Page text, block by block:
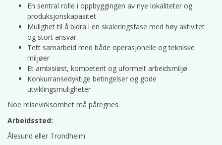
En sentral rolle i oppbyggingen av nye lokaliteter og
produksjonskapasitet
Mulighet til å bidra i en skaleringsfase med høy aktivitet
og stort ansvar
Tett samarbeid med både operasjonelle og tekniske
miljøer
Et ambisiøst, kompetent og uformelt arbeidsmiljø
Konkurransedyktige betingelser og gode
utviklingsmuligheter
Noe reisevirksomhet må påregnes.
Arbeidssted:
Ålesund eller Trondheim